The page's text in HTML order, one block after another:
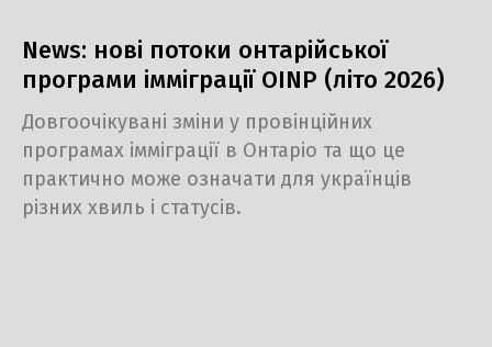
News: нові потоки онтарійської
програми імміграції OINP (літо 2026)
Довгоочікувані зміни у провінційних
програмах імміграції в Онтаріо та що це
практично може означати для українців
різних хвиль і статусів.